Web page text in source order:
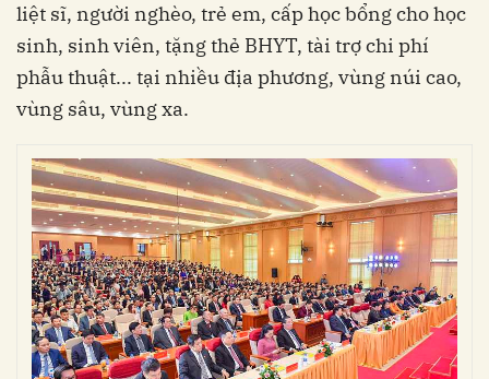
liệt sĩ, người nghèo, trẻ em, cấp học bổng cho học
sinh, sinh viên, tặng thẻ BHYT, tài trợ chi phí
phẫu thuật... tại nhiều địa phương, vùng núi cao,
vùng sâu, vùng xa.